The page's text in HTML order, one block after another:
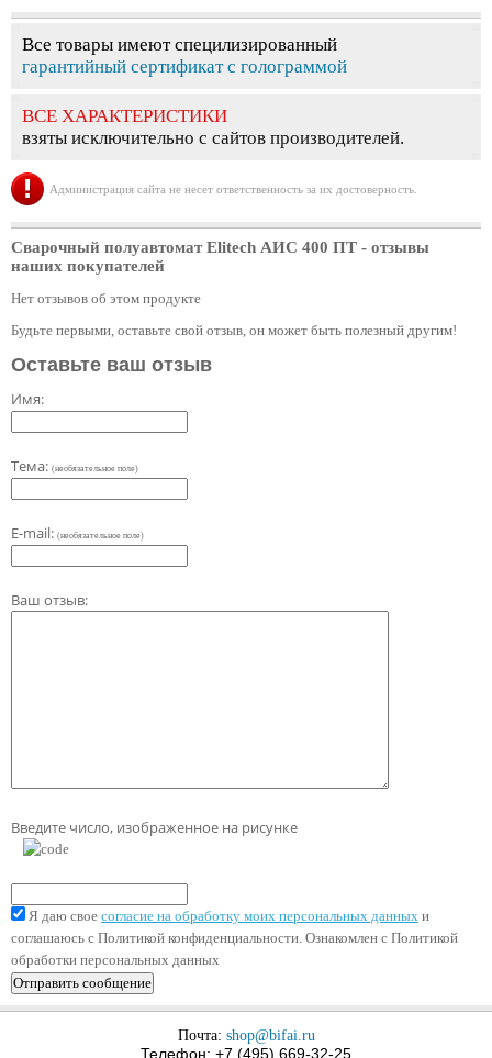
Все товары имеют специлизированный
гарантийный сертификат с голограммой
ВСЕ ХАРАКТЕРИСТИКИ
взяты исключительно с сайтов производителей.
Администрация сайта не несет ответственность за их достоверность.
Сварочный полуавтомат Elitech АИС 400 ПT - отзывы
наших покупателей
Нет отзывов об этом продукте
Будьте первыми, оставьте свой отзыв, он может быть полезный другим!
Оставьте ваш отзыв
Имя:
Тема: (необязательное поле)
E-mail: (необязательное поле)
Ваш отзыв:
Введите число, изображенное на рисунке
Я даю свое согласие на обработку моих персональных данных и
соглашаюсь с Политикой конфиденциальности. Ознакомлен с Политикой
обработки персональных данных
Почта: shop@bifai.ru
Телефон: +7 (495) 669-32-25